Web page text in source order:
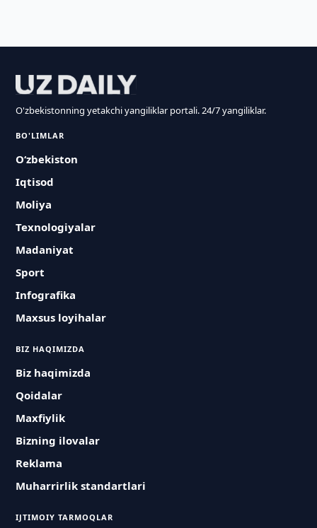
O'zbekistonning yetakchi yangiliklar portali. 24/7 yangiliklar.
BO'LIMLAR
O‘zbekiston
Iqtisod
Moliya
Texnologiyalar
Madaniyat
Sport
Infografika
Maxsus loyihalar
BIZ HAQIMIZDA
Biz haqimizda
Qoidalar
Maxfiylik
Bizning ilovalar
Reklama
Muharrirlik standartlari
IJTIMOIY TARMOQLAR